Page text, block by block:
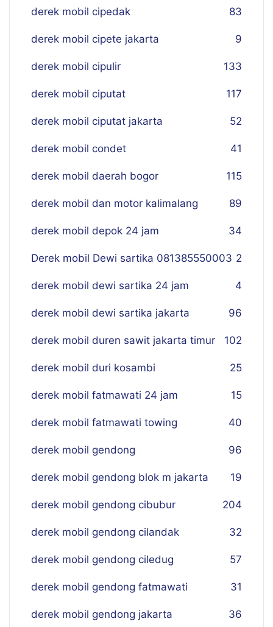
derek mobil cipedak 83
derek mobil cipete jakarta 9
derek mobil cipulir 133
derek mobil ciputat 117
derek mobil ciputat jakarta 52
derek mobil condet 41
derek mobil daerah bogor 115
derek mobil dan motor kalimalang 89
derek mobil depok 24 jam 34
Derek mobil Dewi sartika 081385550003 2
derek mobil dewi sartika 24 jam 4
derek mobil dewi sartika jakarta 96
derek mobil duren sawit jakarta timur 102
derek mobil duri kosambi 25
derek mobil fatmawati 24 jam 15
derek mobil fatmawati towing 40
derek mobil gendong 96
derek mobil gendong blok m jakarta 19
derek mobil gendong cibubur 204
derek mobil gendong cilandak 32
derek mobil gendong ciledug 57
derek mobil gendong fatmawati 31
derek mobil gendong jakarta 36